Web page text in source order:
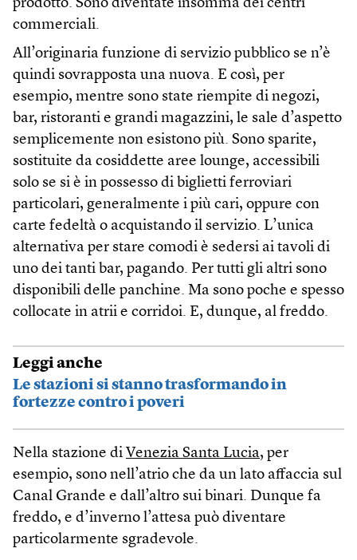
prodotto. Sono diventate insomma dei centri
commerciali.
All’originaria funzione di servizio pubblico se n’è
quindi sovrapposta una nuova. E così, per
esempio, mentre sono state riempite di negozi,
bar, ristoranti e grandi magazzini, le sale d’aspetto
semplicemente non esistono più. Sono sparite,
sostituite da cosiddette aree lounge, accessibili
solo se si è in possesso di biglietti ferroviari
particolari, generalmente i più cari, oppure con
carte fedeltà o acquistando il servizio. L’unica
alternativa per stare comodi è sedersi ai tavoli di
uno dei tanti bar, pagando. Per tutti gli altri sono
disponibili delle panchine. Ma sono poche e spesso
collocate in atrii e corridoi. E, dunque, al freddo.
Leggi anche
Le stazioni si stanno trasformando in
fortezze contro i poveri
Nella stazione di Venezia Santa Lucia, per
esempio, sono nell’atrio che da un lato affaccia sul
Canal Grande e dall’altro sui binari. Dunque fa
freddo, e d’inverno l’attesa può diventare
particolarmente sgradevole.